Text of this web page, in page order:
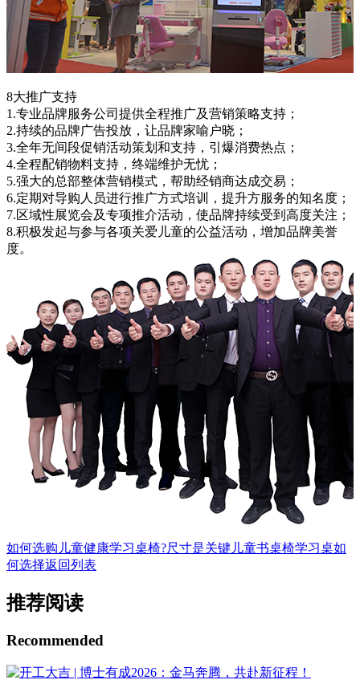
8大推广支持
1.专业品牌服务公司提供全程推广及营销策略支持；
2.持续的品牌广告投放，让品牌家喻户晓；
3.全年无间段促销活动策划和支持，引爆消费热点；
4.全程配销物料支持，终端维护无忧；
5.强大的总部整体营销模式，帮助经销商达成交易；
6.定期对导购人员进行推广方式培训，提升方服务的知名度；
7.区域性展览会及专项推介活动，使品牌持续受到高度关注；
8.积极发起与参与各项关爱儿童的公益活动，增加品牌美誉
度。
如何选购儿童健康学习桌椅?尺寸是关键 儿童书桌椅学习桌如
何选择返回列表
推荐阅读
Recommended